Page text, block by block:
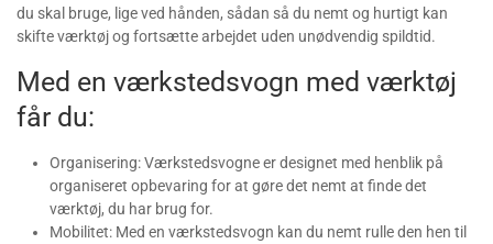
du skal bruge, lige ved hånden, sådan så du nemt og hurtigt kan
skifte værktøj og fortsætte arbejdet uden unødvendig spildtid.
Med en værkstedsvogn med værktøj
får du:
Organisering: Værkstedsvogne er designet med henblik på
organiseret opbevaring for at gøre det nemt at finde det
værktøj, du har brug for.
Mobilitet: Med en værkstedsvogn kan du nemt rulle den hen til